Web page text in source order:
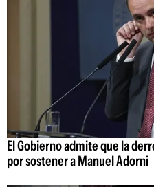
El Gobierno admite que la
por sostener a Manuel Adorni